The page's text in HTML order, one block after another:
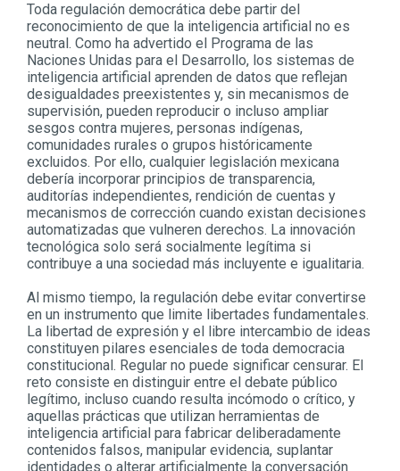
Toda regulación democrática debe partir del
reconocimiento de que la inteligencia artificial no es
neutral. Como ha advertido el Programa de las
Naciones Unidas para el Desarrollo, los sistemas de
inteligencia artificial aprenden de datos que reflejan
desigualdades preexistentes y, sin mecanismos de
supervisión, pueden reproducir o incluso ampliar
sesgos contra mujeres, personas indígenas,
comunidades rurales o grupos históricamente
excluidos. Por ello, cualquier legislación mexicana
debería incorporar principios de transparencia,
auditorías independientes, rendición de cuentas y
mecanismos de corrección cuando existan decisiones
automatizadas que vulneren derechos. La innovación
tecnológica solo será socialmente legítima si
contribuye a una sociedad más incluyente e igualitaria.
Al mismo tiempo, la regulación debe evitar convertirse
en un instrumento que limite libertades fundamentales.
La libertad de expresión y el libre intercambio de ideas
constituyen pilares esenciales de toda democracia
constitucional. Regular no puede significar censurar. El
reto consiste en distinguir entre el debate público
legítimo, incluso cuando resulta incómodo o crítico, y
aquellas prácticas que utilizan herramientas de
inteligencia artificial para fabricar deliberadamente
contenidos falsos, manipular evidencia, suplantar
identidades o alterar artificialmente la conversación